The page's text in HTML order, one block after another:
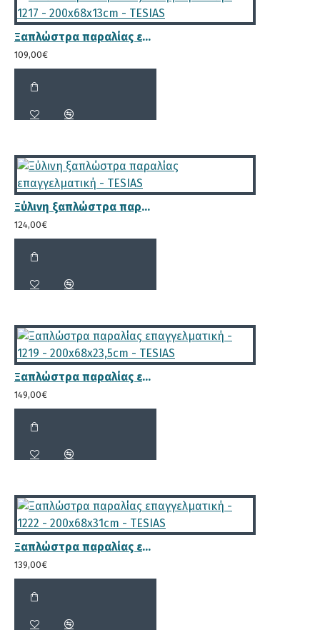
σε απόλυτη ανατομία με το
ανθρώπινο σώμα, ώστε η μέση του
ξαπλώστρας και το κεφάλι να
Μικρά κενά μόλις 2.1 cm για τον
Έξι (6) θέσεις κλίσης. Η μοναδική
στην αγορά που προσφέρει τη
δυνατότητα να ρυθμίσετε την κλίση
θέσεις
ΕΜΠΟΤΙΣΜΌΣ
Αφού το ξύλο πάρει την τελική του μορφή μπαίνει
σε ειδικούς κλιβάνους οι οποίοι γεμίζουν με νερό
και συντηρητικό και κατόπιν δέχεται πίεση 12
ατμόσφαιρες για 3 περίπου ώρες με αποτέλεσμα το
συντηρητικό να
ξύλουκαι να σταθεροποιούν την δομη του.
Με αυτόν τον τρόπο πετυχαίνουμε την μέγιστη
απο μικροοργανισμούς όπως μύκητες, έντομα, ή
Ξαπλώστρα παραλίας επαγγελματική - 1217 - 200x68x13cm - TESIAS
109,00€
Ξύλινη ξαπλώστρα παραλίας επαγγελματική - TESIAS
124,00€
Ξαπλώστρα παραλίας επαγγελματική - 1219 - 200x68x23,5cm - TESIAS
149,00€
Ξαπλώστρα παραλίας επαγγελματική - 1222 - 200x68x31cm - TESIAS
139,00€